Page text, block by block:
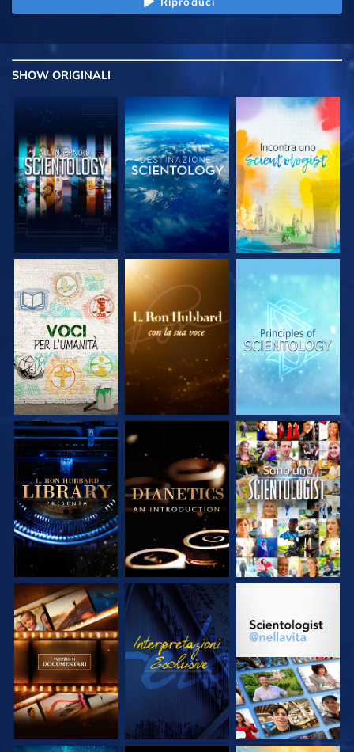
SHOW ORIGINALI
ESPLORA LE
SERIE
ESPLORA LE
SERIE
ESPLORA LE
SERIE
ESPLORA LE
SERIE
ESPLORA LE
SERIE
GUARDA
ESPLORA LE
SERIE
GUARDA
ESPLORA LE